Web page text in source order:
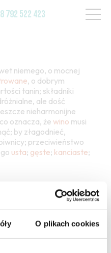
O plikach cookies
792 522 423
niemego, o mocnej
, o dobrym
tanin; składniki
ale dość
nieharmonijne
oznacza, żewino musi
by złagodnieć,
przeciwieństwo
usta; gęste; kanciaste;